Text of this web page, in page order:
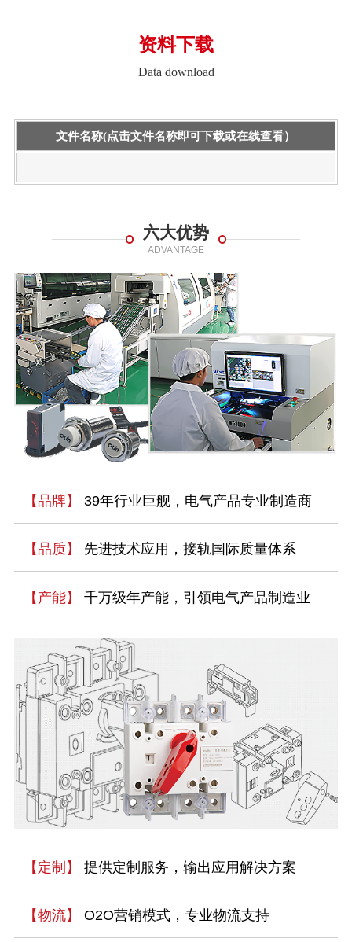
资料下载
Data download
文件名称(点击文件名称即可下载或在线查看）
六大优势
ADVANTAGE
【品牌】 39年行业巨舰，电气产品专业制造商
【品质】 先进技术应用，接轨国际质量体系
【产能】 千万级年产能，引领电气产品制造业
【定制】 提供定制服务，输出应用解决方案
【物流】 O2O营销模式，专业物流支持